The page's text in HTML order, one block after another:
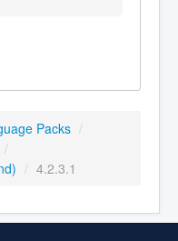
Packs /
/
/ 4.2.3.1